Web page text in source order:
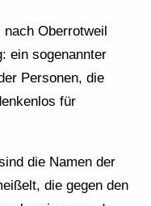
Oberrotweil
ein sogenannter
Personen, die
für
die Namen der
die gegen den